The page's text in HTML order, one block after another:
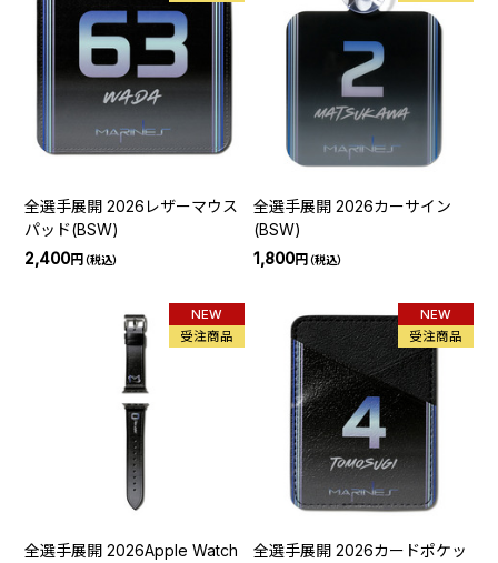
全選手展開 2026レザーマウス
パッド(BSW)
2,400円（税込）
全選手展開 2026カーサイン
(BSW)
1,800円（税込）
NEW
受注商品
全選手展開 2026Apple Watch
NEW
受注商品
全選手展開 2026カードポケッ